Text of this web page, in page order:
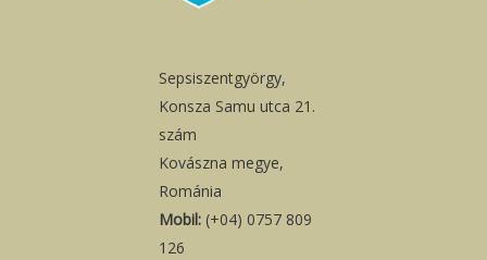
Sepsiszentgyörgy,
Konsza Samu utca 21.
szám
Kovászna megye,
Románia
Mobil: (+04) 0757 809
126